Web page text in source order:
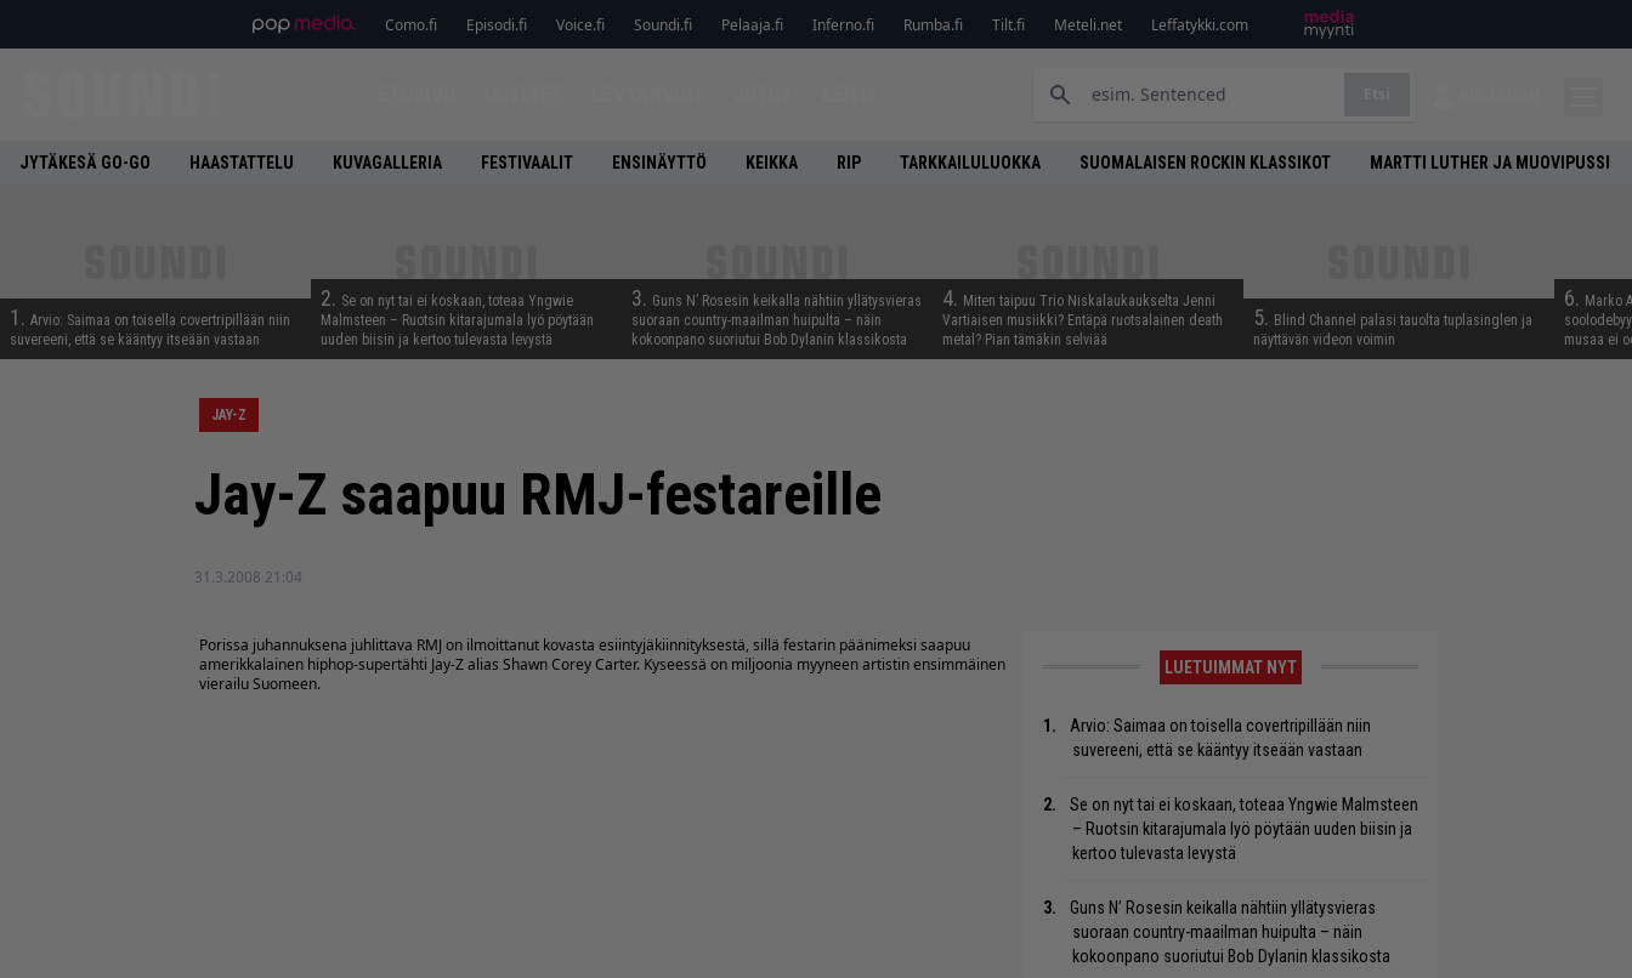
Como.fi Episodi.fi Voice.fi Soundi.fi Pelaaja.fi Inferno.fi Rumba.fi Tilt.fi Meteli.net Leffatykki.com
JYTÄKESÄ GO-GO HAASTATTELU KUVAGALLERIA FESTIVAALIT ENSINÄYTTÖ KEIKKA RIP TARKKAILULUOKKA SUOMALAISEN ROCKIN KLASSIKOT MARTTI LUTHER JA MUOVIPUSSI
1. Arvio: Saimaa on toisella covertripillään niin
suvereeni, että se kääntyy itseään vastaan
2. Se on nyt tai ei koskaan, toteaa Yngwie
Malmsteen – Ruotsin kitarajumala lyö pöytään
uuden biisin ja kertoo tulevasta levystä
3. Guns N’ Rosesin keikalla nähtiin yllätysvieras
suoraan country-maailman huipulta – näin
kokoonpano suoriutui Bob Dylanin klassikosta
4. Miten taipuu Trio Niskalaukaukselta Jenni
Vartiaisen musiikki? Entäpä ruotsalainen death
metal? Pian tämäkin selviää
5. Blind Channel palasi tauolta tuplasinglen ja
näyttävän videon voimin
6. Marko
musaa ei
JAY-Z
Jay-Z saapuu RMJ-festareille
31.3.2008 21:04
Porissa juhannuksena juhlittava RMJ on ilmoittanut kovasta esiintyjäkiinnityksestä, sillä festarin päänimeksi saapuu
amerikkalainen hiphop-supertähti Jay-Z alias Shawn Corey Carter. Kyseessä on miljoonia myyneen artistin ensimmäinen
vierailu Suomeen.
LUETUIMMAT NYT
Arvio: Saimaa on toisella covertripillään niin
suvereeni, että se kääntyy itseään vastaan
Se on nyt tai ei koskaan, toteaa Yngwie Malmsteen
– Ruotsin kitarajumala lyö pöytään uuden biisin ja
kertoo tulevasta levystä
Guns N’ Rosesin keikalla nähtiin yllätysvieras
suoraan country-maailman huipulta – näin
kokoonpano suoriutui Bob Dylanin klassikosta